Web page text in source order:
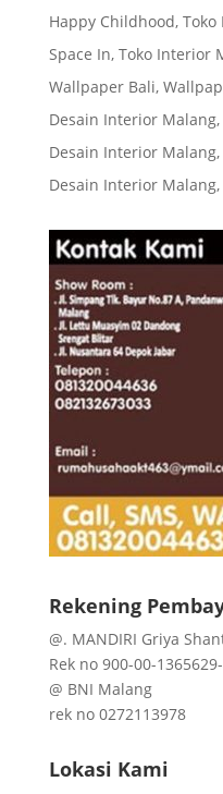
Happy Childhood,
Space In, Toko Interior
Wallpaper Bali,
Desain Interior
Desain Interior
Desain Interior
Rekening
@. MANDIRI Griya
Rek no 900-00-
@ BNI Malang
rek no 0272113978
Lokasi Kami